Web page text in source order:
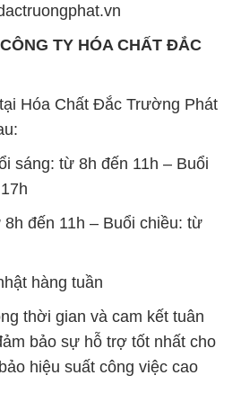
TY HÓA CHẤT ĐẮC
tại Hóa Chất Đắc Trường Phát
sáng: từ 8h đến 11h – Buổi
đến 11h – Buổi chiều: từ
hàng tuần
thời gian và cam kết tuân
bảo sự hỗ trợ tốt nhất cho
hiệu suất công việc cao